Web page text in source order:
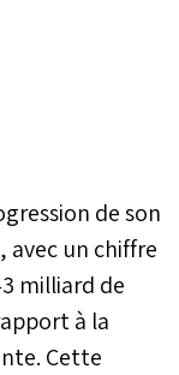
de son
avec un chiffre
milliard de
à la
Cette